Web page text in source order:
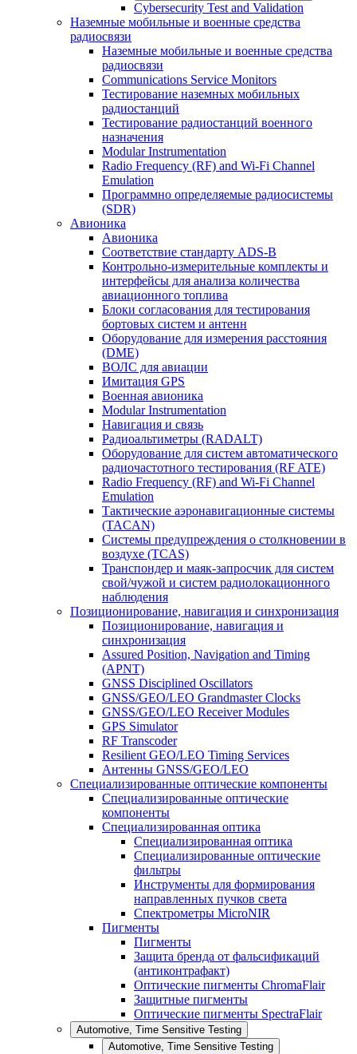
Cybersecurity Test and Validation
Наземные мобильные и военные средства
радиосвязи
Наземные мобильные и военные средства
радиосвязи
Communications Service Monitors
Тестирование наземных мобильных
радиостанций
Тестирование радиостанций военного
назначения
Modular Instrumentation
Radio Frequency (RF) and Wi-Fi Channel
Emulation
Программно определяемые радиосистемы
(SDR)
Авионика
Авионика
Соответствие стандарту ADS-B
Контрольно-измерительные комплекты и
интерфейсы для анализа количества
авиационного топлива
Блоки согласования для тестирования
бортовых систем и антенн
Оборудование для измерения расстояния
(DME)
ВОЛС для авиации
Имитация GPS
Военная авионика
Modular Instrumentation
Навигация и связь
Радиоальтиметры (RADALT)
Оборудование для систем автоматического
радиочастотного тестирования (RF ATE)
Radio Frequency (RF) and Wi-Fi Channel
Emulation
Тактические аэронавигационные системы
(TACAN)
Системы предупреждения о столкновении в
воздухе (TCAS)
Транспондер и маяк-запросчик для систем
свой/чужой и систем радиолокационного
наблюдения
Позиционирование, навигация и синхронизация
Позиционирование, навигация и
синхронизация
Assured Position, Navigation and Timing
(APNT)
GNSS Disciplined Oscillators
GNSS/GEO/LEO Grandmaster Clocks
GNSS/GEO/LEO Receiver Modules
GPS Simulator
RF Transcoder
Resilient GEO/LEO Timing Services
Антенны GNSS/GEO/LEO
Специализированные оптические компоненты
Специализированные оптические
компоненты
Специализированная оптика
Специализированная оптика
Специализированные оптические
фильтры
Инструменты для формирования
направленных пучков света
Спектрометры MicroNIR
Пигменты
Пигменты
Защита бренда от фальсификаций
(антиконтрафакт)
Оптические пигменты ChromaFlair
Защитные пигменты
Оптические пигменты SpectraFlair
Automotive, Time Sensitive Testing
Automotive, Time Sensitive Testing